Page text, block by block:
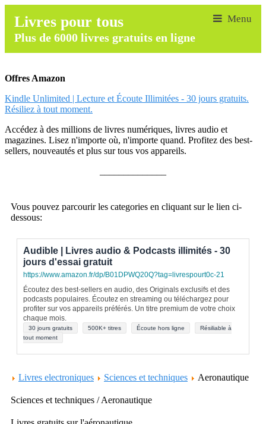
Livres pour tous
Plus de 6000 livres gratuits en ligne
Offres Amazon
Kindle Unlimited | Lecture et Écoute Illimitées - 30 jours gratuits.
Résiliez à tout moment.
Accédez à des millions de livres numériques, livres audio et
magazines. Lisez n'importe où, n'importe quand. Profitez des best-
sellers, nouveautés et plus sur tous vos appareils.
Vous pouvez parcourir les categories en cliquant sur le lien ci-
dessous:
Audible | Livres audio & Podcasts illimités - 30
jours d'essai gratuit
https://www.amazon.fr/dp/B01DPWQ20Q?tag=livrespourt0c-21
Écoutez des best-sellers en audio, des Originals exclusifs et des
podcasts populaires. Écoutez en streaming ou téléchargez pour
profiter sur vos appareils préférés. Un titre premium de votre choix
chaque mois.
30 jours gratuits 500K+ titres Écoute hors ligne
Résiliable à
tout moment
Livres electroniques Sciences et techniques Aeronautique
Sciences et techniques / Aeronautique